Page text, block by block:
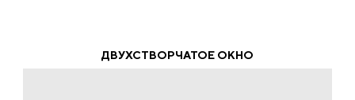
ДВУХСТВОРЧАТОЕ ОКНО